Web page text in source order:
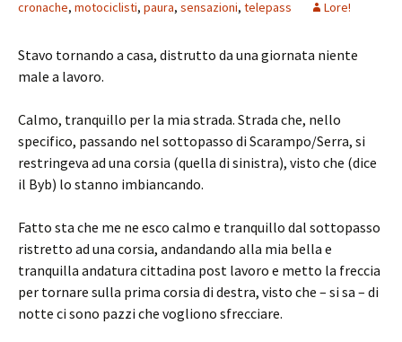
cronache, motociclisti, paura, sensazioni, telepass Lore!
Stavo tornando a casa, distrutto da una giornata niente
male a lavoro.
Calmo, tranquillo per la mia strada. Strada che, nello
specifico, passando nel sottopasso di Scarampo/Serra, si
restringeva ad una corsia (quella di sinistra), visto che (dice
il Byb) lo stanno imbiancando.
Fatto sta che me ne esco calmo e tranquillo dal sottopasso
ristretto ad una corsia, andandando alla mia bella e
tranquilla andatura cittadina post lavoro e metto la freccia
per tornare sulla prima corsia di destra, visto che – si sa – di
notte ci sono pazzi che vogliono sfrecciare.